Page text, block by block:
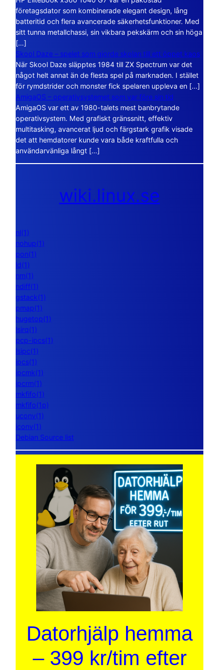
företagsdator som kombinerade elegant design, lång
batteritid och flera avancerade säkerhetsfunktioner. Med
sitt tunna metallchassi, sin vikbara pekskärm och sin höga
[…]
Skool Daze – spelet som gjorde skolan till ett öppet kaos
När Skool Daze släpptes 1984 till ZX Spectrum var det
något helt annat än de flesta spel på marknaden. I stället
för rymdstrider och monster fick spelaren uppleva en […]
AmigaOS – operativsystemet som var före sin tid
AmigaOS var ett av 1980-talets mest banbrytande
operativsystem. Med grafiskt gränssnitt, effektiv
multitasking, avancerat ljud och färgstark grafik visade
det att hemdatorer kunde vara både kraftfulla och
användarvänliga långt […]
wiki.linux.se
nl(1)
nohup(1)
pon(1)
ld(1)
nm(1)
ndiff(1)
gstack(1)
pmap(1)
hugetop(1)
lsirq(1)
pcp-ipcs(1)
lsipc(1)
ipcs(1)
ipcmk(1)
ipcrm(1)
mkfifo(1)
mkfifo(1p)
uconv(1)
iconv(1)
Debian Source list
Datorhjälp hemma
– 399 kr/tim efter